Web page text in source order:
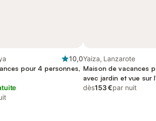
10,0
pour 4 personnes,
Yaiza, Lanzarote
Maison de vacances
avec jardin et vue sur
dès153 €par nuit